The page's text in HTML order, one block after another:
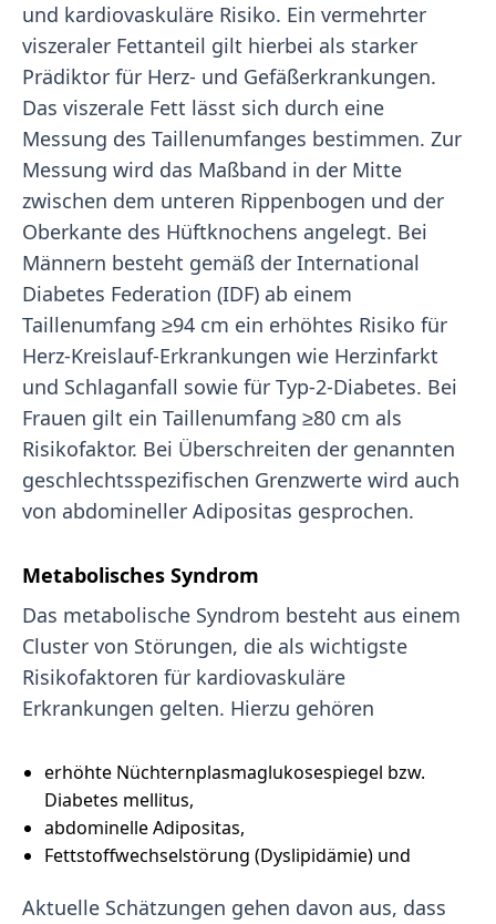
und kardiovaskuläre Risiko. Ein vermehrter
viszeraler Fettanteil gilt hierbei als starker
Prädiktor für Herz- und Gefäßerkrankungen.
Das viszerale Fett lässt sich durch eine
Messung des Taillenumfanges bestimmen. Zur
Messung wird das Maßband in der Mitte
zwischen dem unteren Rippenbogen und der
Oberkante des Hüftknochens angelegt. Bei
Männern besteht gemäß der International
Diabetes Federation (IDF) ab einem
Taillenumfang ≥94 cm ein erhöhtes Risiko für
Herz-Kreislauf-Erkrankungen wie Herzinfarkt
und Schlaganfall sowie für Typ-2-Diabetes. Bei
Frauen gilt ein Taillenumfang ≥80 cm als
Risikofaktor. Bei Überschreiten der genannten
geschlechtsspezifischen Grenzwerte wird auch
von abdomineller Adipositas gesprochen.
Metabolisches Syndrom
Das metabolische Syndrom besteht aus einem
Cluster von Störungen, die als wichtigste
Risikofaktoren für kardiovaskuläre
Erkrankungen gelten. Hierzu gehören
erhöhte Nüchternplasmaglukosespiegel bzw.
Diabetes mellitus,
abdominelle Adipositas,
Fettstoffwechselstörung (Dyslipidämie) und
Aktuelle Schätzungen gehen davon aus, dass